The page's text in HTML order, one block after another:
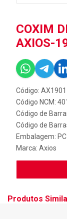
COXIM
AXIOS-
Código: AX1901
Código NCM:
Código de
Código de
Embalagem: PC
Marca: Axios
Produtos